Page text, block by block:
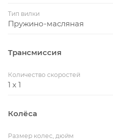
Тип вилки
Пружино-масляная
Трансмиссия
Количество скоростей
1 x 1
Колёса
Размер колес, дюйм